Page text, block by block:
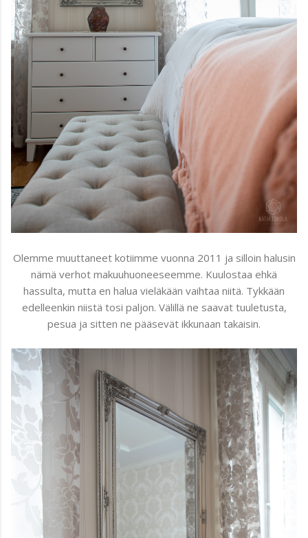
Olemme muuttaneet kotiimme vuonna 2011 ja silloin halusin
nämä verhot makuuhuoneeseemme. Kuulostaa ehkä
hassulta, mutta en halua vieläkään vaihtaa niitä. Tykkään
edelleenkin niistä tosi paljon. Välillä ne saavat tuuletusta,
pesua ja sitten ne pääsevät ikkunaan takaisin.